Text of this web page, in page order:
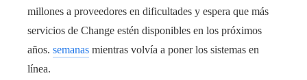
millones a proveedores en dificultades y espera que más
servicios de Change estén disponibles en los próximos
años. semanas mientras volvía a poner los sistemas en
línea.